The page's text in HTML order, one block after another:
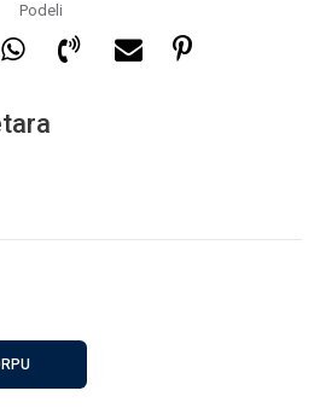
Podeli